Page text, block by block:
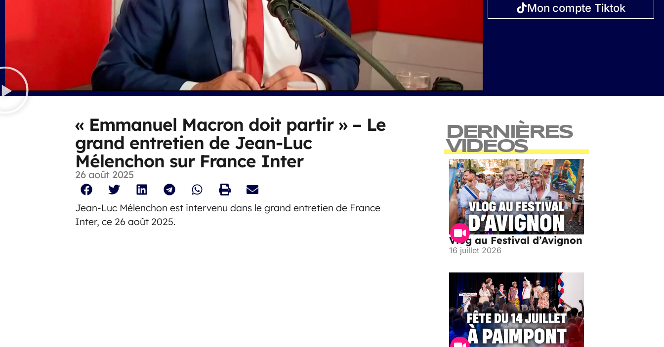
Mon compte Tiktok
« Emmanuel Macron doit partir » – Le
grand entretien de Jean-Luc
Mélenchon sur France Inter
26 août 2025
Jean-Luc Mélenchon est intervenu dans le grand entretien de France
Inter, ce 26 août 2025.
DERNIÈRES
VIDEOS
Vlog au Festival d’Avignon
16 juillet 2026